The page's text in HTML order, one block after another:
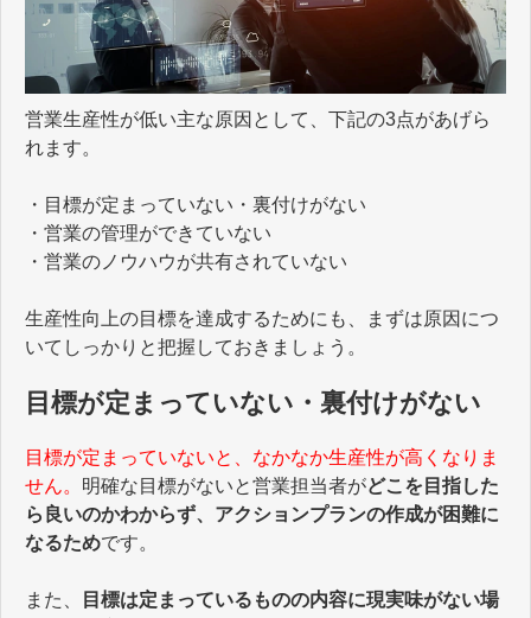
営業生産性が低い主な原因として、下記の3点があげら
れます。
・目標が定まっていない・裏付けがない
・営業の管理ができていない
・営業のノウハウが共有されていない
生産性向上の目標を達成するためにも、まずは原因につ
いてしっかりと把握しておきましょう。
目標が定まっていない・裏付けがない
目標が定まっていないと、なかなか生産性が高くなりま
せん。 明確な目標がないと営業担当者がどこを目指した
ら良いのかわからず、アクションプランの作成が困難に
なるためです。
また、 目標は定まっているものの内容に現実味がない場